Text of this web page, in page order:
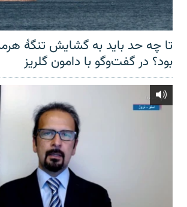
تا چه حد باید به گشایش تنگهٔ
بود؟ در گفت‌وگو با دامون گلریز